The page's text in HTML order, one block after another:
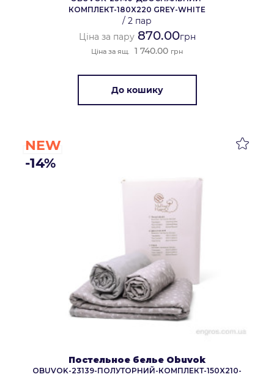
КОМПЛЕКТ-180X220 GREY-WHITE
/ 2 пар
Ціна за пару870.00грн
Ціна за ящ. 1 740.00 грн
До кошику
NEW
-14%
Постельное белье Obuvok
OBUVOK-23139-ПОЛУТОРНИЙ-КОМПЛЕКТ-150X210-